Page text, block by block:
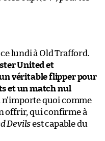
lundi à Old Trafford.
United et
véritable flipper pour
et un match nul
quoi comme
offrir, qui confirme à
Devilsest capable du